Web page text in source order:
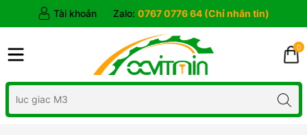
Tài khoản Zalo: 0767 0776 64 (Chỉ nhắn tin)
0